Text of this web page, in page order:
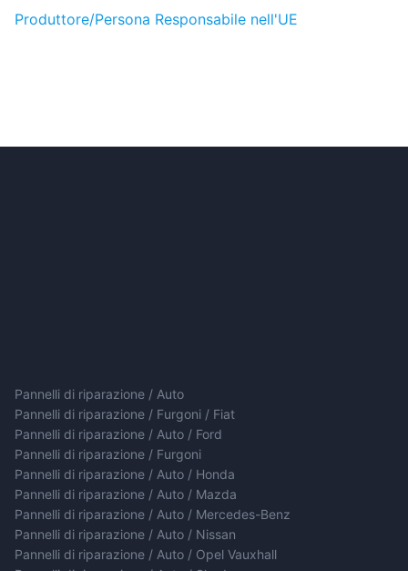
Produttore/Persona Responsabile nell'UE
Pannelli di riparazione / Auto
Pannelli di riparazione / Furgoni / Fiat
Pannelli di riparazione / Auto / Ford
Pannelli di riparazione / Furgoni
Pannelli di riparazione / Auto / Honda
Pannelli di riparazione / Auto / Mazda
Pannelli di riparazione / Auto / Mercedes-Benz
Pannelli di riparazione / Auto / Nissan
Pannelli di riparazione / Auto / Opel Vauxhall